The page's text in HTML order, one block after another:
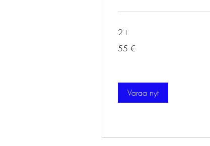
2 t
euroa
55 €
Varaa nyt